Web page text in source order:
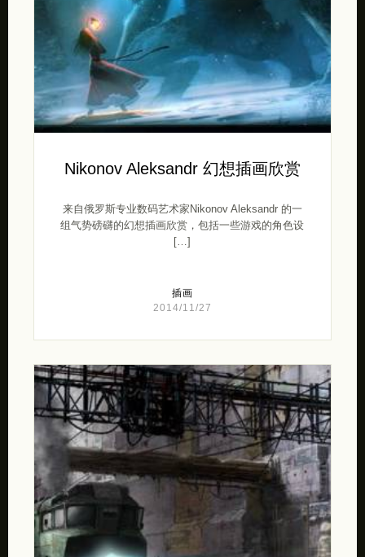
Nikonov Aleksandr 幻想插画欣赏
来自俄罗斯专业数码艺术家Nikonov Aleksandr 的一
组气势磅礴的幻想插画欣赏，包括一些游戏的角色设
[…]
插画
2014/11/27